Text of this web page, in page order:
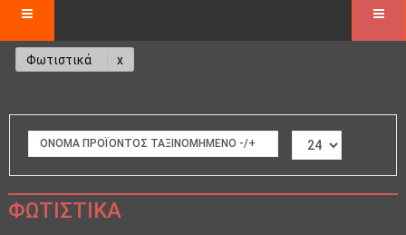
Φωτιστικά
ΟΝΟΜΑ ΠΡΟΪΌΝΤΟΣ ΤΑΞΙΝΟΜΗΜΈΝΟ -/+
ΦΩΤΙΣΤΙΚΆ